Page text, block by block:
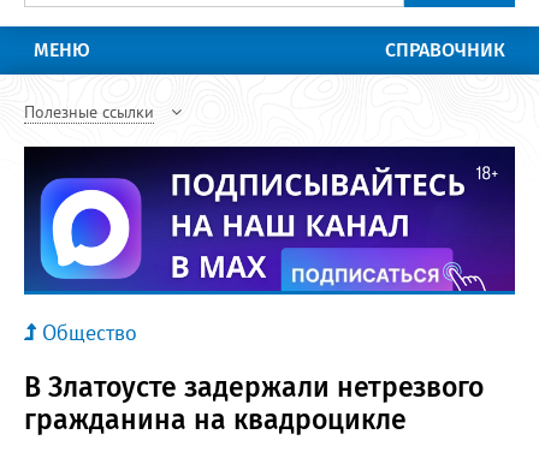
МЕНЮ СПРАВОЧНИК
Полезные ссылки
Общество
В Златоусте задержали нетрезвого
гражданина на квадроцикле